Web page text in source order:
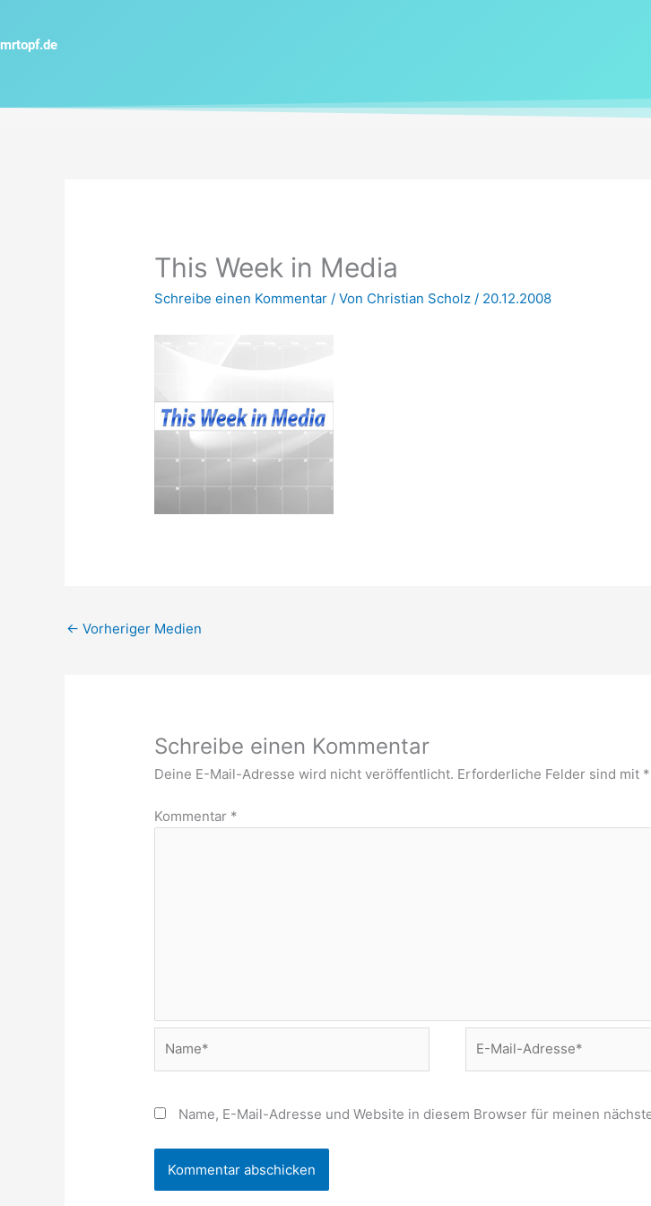
springen
mrtopf.de
This Week in Media
Schreibe einen Kommentar / Von Christian Scholz/ 20.12.2008
← Vorheriger Medien
Schreibe einen Kommentar
Deine E-Mail-Adresse wird nicht veröffentlicht. Erforderliche Felder sind mit *
Kommentar *
Mail-
Name, E-Mail-Adresse und Website in diesem Browser für meinen